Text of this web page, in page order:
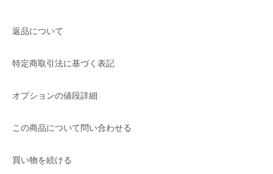
返品について
特定商取引法に基づく表記
オプションの値段詳細
この商品について問い合わせる
買い物を続ける